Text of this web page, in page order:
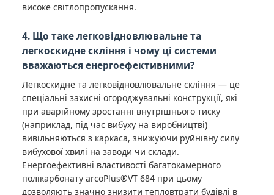
високе світлопропускання.
4. Що таке легковідновлювальне та
легкоскидне скління і чому ці системи
вважаються енергоефективними?
Легкоскидне та легковідновлювальне скління — це
спеціальні захисні огороджувальні конструкції, які
при аварійному зростанні внутрішнього тиску
(наприклад, під час вибуху на виробництві)
вивільняються з каркаса, знижуючи руйнівну силу
вибухової хвилі на заводи чи склади.
Енергоефективні властивості багатокамерного
полікарбонату arcoPlus®VT 684 при цьому
дозволяють значно знизити тепловтрати будівлі в